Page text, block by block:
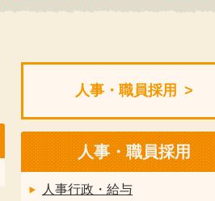
人事・職員採用
人事・職員採用
人事行政・給与